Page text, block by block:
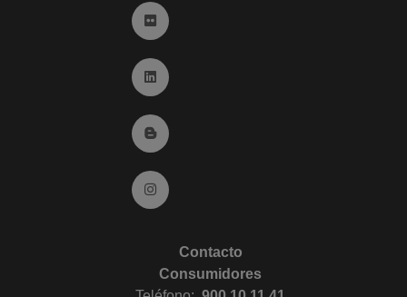
Ir a Flickr (abre en ventana nueva)
Ir a Linkedin (abre en ventana nueva)
Ir al Blog (abre en ventana nueva)
Ir a Instagram (abre en ventana nueva)
Contacto
Consumidores